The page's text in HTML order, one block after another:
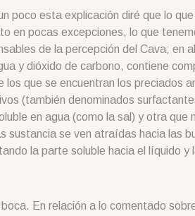
poco esta explicación diré que lo
en pocas excepciones, lo que
de la percepción del Cava; en
y dióxido de carbono, contiene
que se encuentran los preciados
(también denominados
en agua (como la sal) y otra que
sustancia se ven atraídas hacia las
la parte soluble hacia el líquido y
En relación a lo comentado